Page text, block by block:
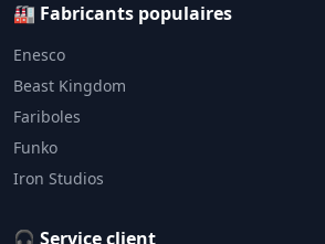
🏭 Fabricants populaires
Enesco
Beast Kingdom
Fariboles
Funko
Iron Studios
🎧 Service client